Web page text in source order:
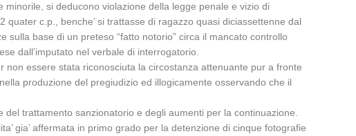
si deducono violazione della legge penale e vizio di
quater c.p., benche’ si trattasse di ragazzo quasi diciassettenne dal
base di un preteso “fatto notorio” circa il mancato controllo
dall’imputato nel verbale di interrogatorio.
non essere stata riconosciuta la circostanza attenuante pur a fronte
produzione del pregiudizio ed illogicamente osservando che il
trattamento sanzionatorio e degli aumenti per la continuazione.
gia’ affermata in primo grado per la detenzione di cinque fotografie